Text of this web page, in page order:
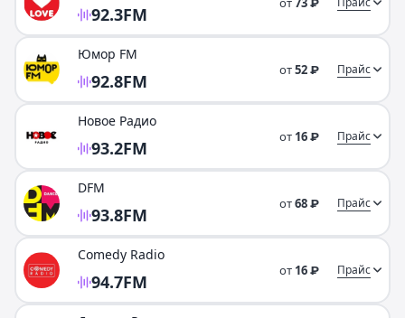
92.3FM
Юмор FM
92.8FM
от52₽ Прайс
Новое Радио
93.2FM
от 16₽ Прайс
DFM
93.8FM
от68₽ Прайс
Comedy Radio
94.7FM
от 16₽ Прайс